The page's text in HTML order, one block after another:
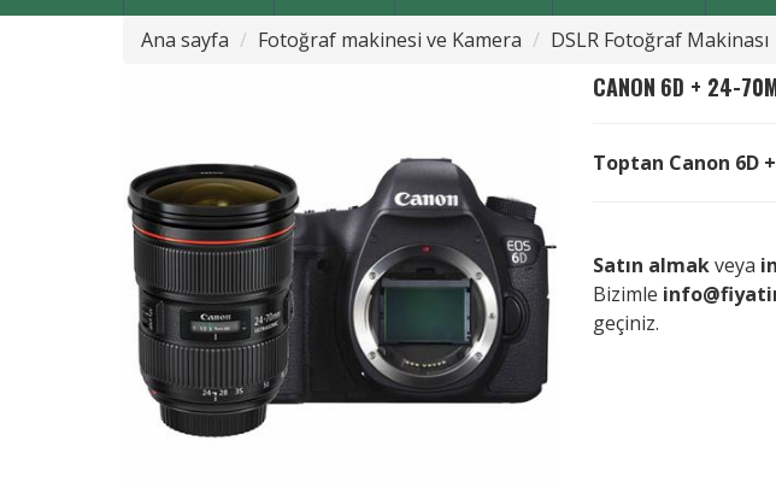
Ana sayfa Fotoğraf makinesi ve Kamera DSLR Fotoğraf Makinası
CANON 6D + 24-
Toptan Canon 6D
Satın almakveya
Bizimle
geçiniz.